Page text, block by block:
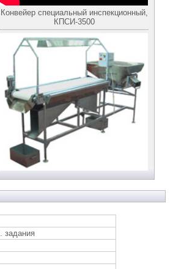
Конвейер специальный инспекционный,
КПСИ-3500
задания